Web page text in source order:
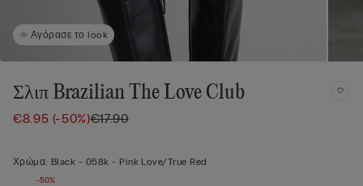
Αγόρασε το look
Σλιπ Brazilian The Love Club
€8.95 (-50%)€17.90
Χρώμα: Black - 058k - Pink Love/true Red
-50%